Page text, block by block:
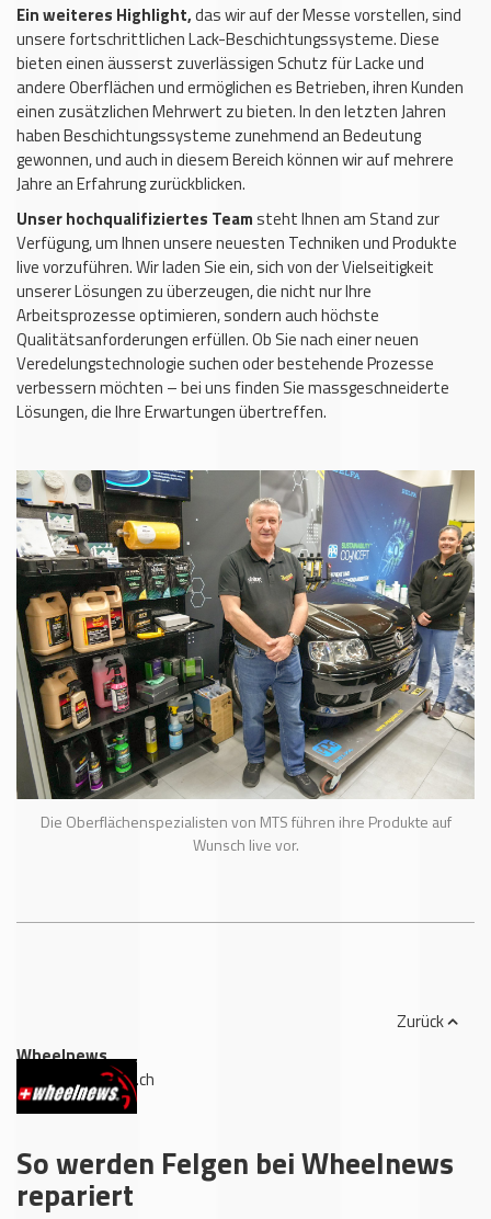
Ein weiteres Highlight,das wir auf der Messe vorstellen, sind
unsere fortschrittlichen Lack-Beschichtungssysteme. Diese
bieten einen äusserst zuverlässigen Schutz für Lacke und
andere Oberflächen und ermöglichen es Betrieben, ihren Kunden
einen zusätzlichen Mehrwert zu bieten. In den letzten Jahren
haben Beschichtungssysteme zunehmend an Bedeutung
gewonnen, und auch in diesem Bereich können wir auf mehrere
Jahre an Erfahrung zurückblicken.
Unser hochqualifiziertes Teamsteht Ihnen am Stand zur
Verfügung, um Ihnen unsere neuesten Techniken und Produkte
live vorzuführen. Wir laden Sie ein, sich von der Vielseitigkeit
unserer Lösungen zu überzeugen, die nicht nur Ihre
Arbeitsprozesse optimieren, sondern auch höchste
Qualitätsanforderungen erfüllen. Ob Sie nach einer neuen
Veredelungstechnologie suchen oder bestehende Prozesse
verbessern möchten – bei uns finden Sie massgeschneiderte
Lösungen, die Ihre Erwartungen übertreffen.
Die Oberflächenspezialisten von MTS führen ihre Produkte auf
Wunsch live vor.
Wheelnews,
www.wheelnews.ch
Zurück
So werden Felgen bei Wheelnews
repariert